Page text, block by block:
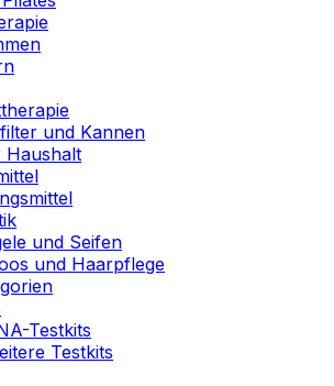
und Kannen
Haushalt
und Seifen
und Haarpflege
Testkits
Testkits